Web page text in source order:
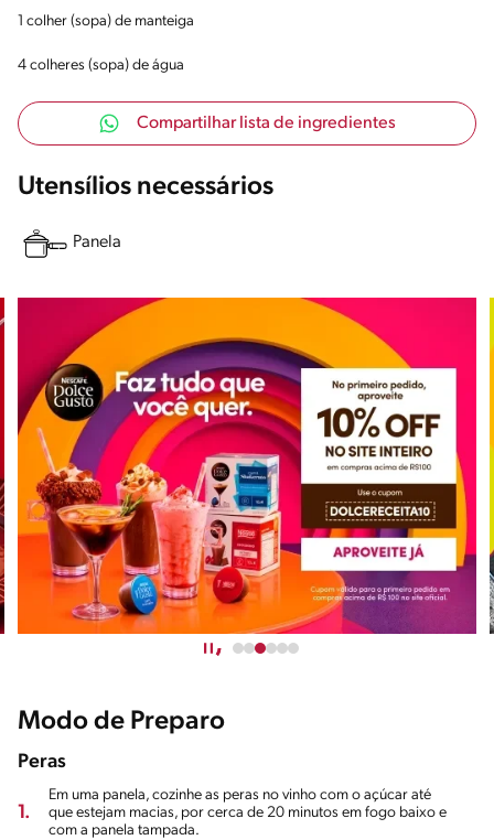
1 colher (sopa) de manteiga
4 colheres (sopa) de água
Compartilhar lista de ingredientes
Utensílios necessários
Panela
Modo de Preparo
Peras
1.
Em uma panela, cozinhe as peras no vinho com o açúcar até
que estejam macias, por cerca de 20 minutos em fogo baixo e
com a panela tampada.